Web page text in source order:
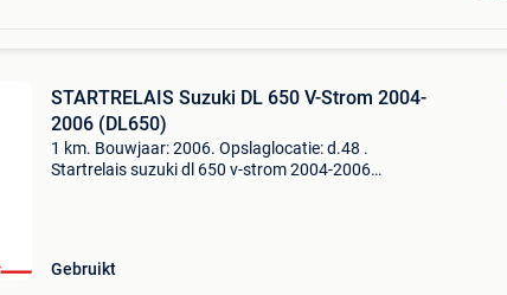
STARTRELAIS Suzuki DL 650 V-Strom 2004-
2006 (DL650)
1 km. Bouwjaar: 2006. Opslaglocatie: d.48 .
Startrelais suzuki dl 650 v-strom 2004-2006
Gebruikt